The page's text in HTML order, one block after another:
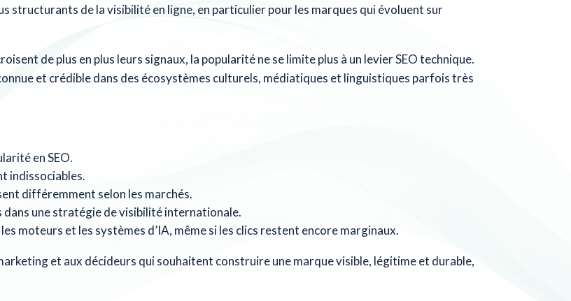
structurants de la visibilité en ligne, en particulier pour les marques qui évoluent sur
de plus en plus leurs signaux, la popularité ne se limite plus à un levier SEO technique.
et crédible dans des écosystèmes culturels, médiatiques et linguistiques parfois très
en SEO.
indissociables.
différemment selon les marchés.
dans une stratégie de visibilité internationale.
moteurs et les systèmes d’IA, même si les clics restent encore marginaux.
et aux décideurs qui souhaitent construire une marque visible, légitime et durable,